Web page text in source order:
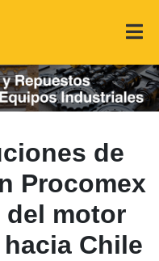
de
Procomex
motor
hacia Chile